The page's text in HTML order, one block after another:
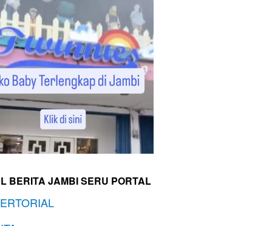
BERITA JAMBI SERU PORTAL